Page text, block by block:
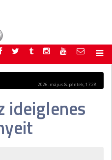
MOTOR
EGYÉB
SHOP
TIPPJÁTÉK
2026. május 8. péntek, 17:28
ideiglenes